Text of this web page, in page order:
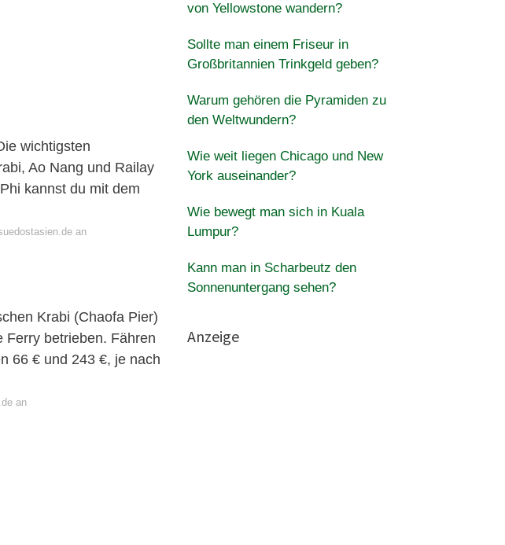
wichtigsten
Ao Nang und Railay
kannst du mit dem
an
Krabi (Chaofa Pier)
Ferry betrieben. Fähren
66 € und 243 €, je nach
an
von Yellowstone wandern?
Sollte man einem Friseur in
Großbritannien Trinkgeld geben?
Warum gehören die Pyramiden zu
den Weltwundern?
Wie weit liegen Chicago und New
York auseinander?
Wie bewegt man sich in Kuala
Lumpur?
Kann man in Scharbeutz den
Sonnenuntergang sehen?
Anzeige